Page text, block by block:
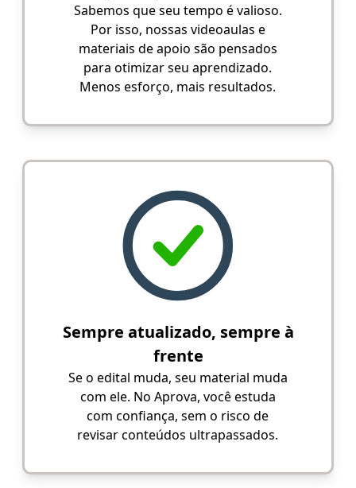
Sabemos que seu tempo é valioso.
Por isso, nossas videoaulas e
materiais de apoio são pensados
para otimizar seu aprendizado.
Menos esforço, mais resultados.
Sempre atualizado, sempre à
frente
Se o edital muda, seu material muda
com ele. No Aprova, você estuda
com confiança, sem o risco de
revisar conteúdos ultrapassados.